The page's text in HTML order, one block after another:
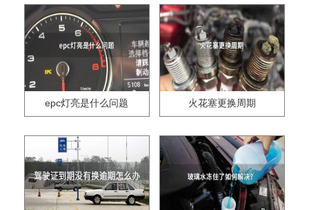
epc灯亮是什么问题 火花塞更换周期